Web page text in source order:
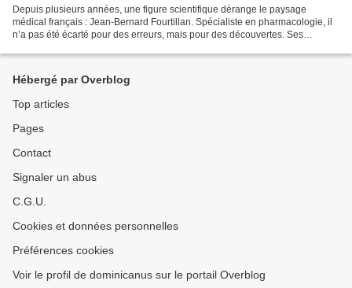
Depuis plusieurs années, une figure scientifique dérange le paysage
médical français : Jean-Bernard Fourtillan. Spécialiste en pharmacologie, il
n’a pas été écarté pour des erreurs, mais pour des découvertes. Ses
Hébergé par Overblog
Top articles
Pages
Contact
Signaler un abus
C.G.U.
Cookies et données personnelles
Préférences cookies
Voir le profil de dominicanus sur le portail Overblog